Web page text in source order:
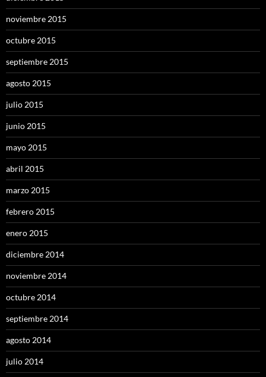
noviembre 2015
octubre 2015
septiembre 2015
agosto 2015
julio 2015
junio 2015
mayo 2015
abril 2015
marzo 2015
febrero 2015
enero 2015
diciembre 2014
noviembre 2014
octubre 2014
septiembre 2014
agosto 2014
julio 2014